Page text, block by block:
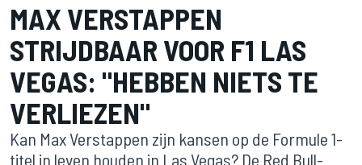
MAX VERSTAPPEN
STRIJDBAAR VOOR F1 LAS
VEGAS: "HEBBEN NIETS TE
VERLIEZEN"
Kan Max Verstappen zijn kansen op de Formule 1-
titel in leven houden in Las Vegas? De Red Bull-